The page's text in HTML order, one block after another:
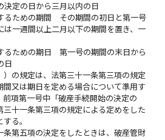
定の日から三月以内の日
るための期間 その期間の初日と第一号
は一週間以上二月以下の期間を置き、一
るための期日 第一号の期間の末日から
日
）の規定は、法第三十一条第三項の規定
間又は期日を定める場合について準用す
前項第一号中「破産手続開始の決定の
三十一条第三項の規定による定めをした
る。
条第五項の決定をしたときは、破産管財